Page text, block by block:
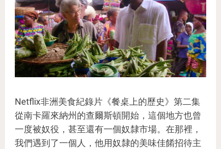
Netflix非洲美食紀錄片《餐桌上的歷史》第二集
從南卡羅來納州的查爾斯頓開始，這個地方也曾
一度被奴役，甚至還有一個奴隸市場。在那裡，
我們遇到了一個人，他用奴隸的美味佳餚招待主